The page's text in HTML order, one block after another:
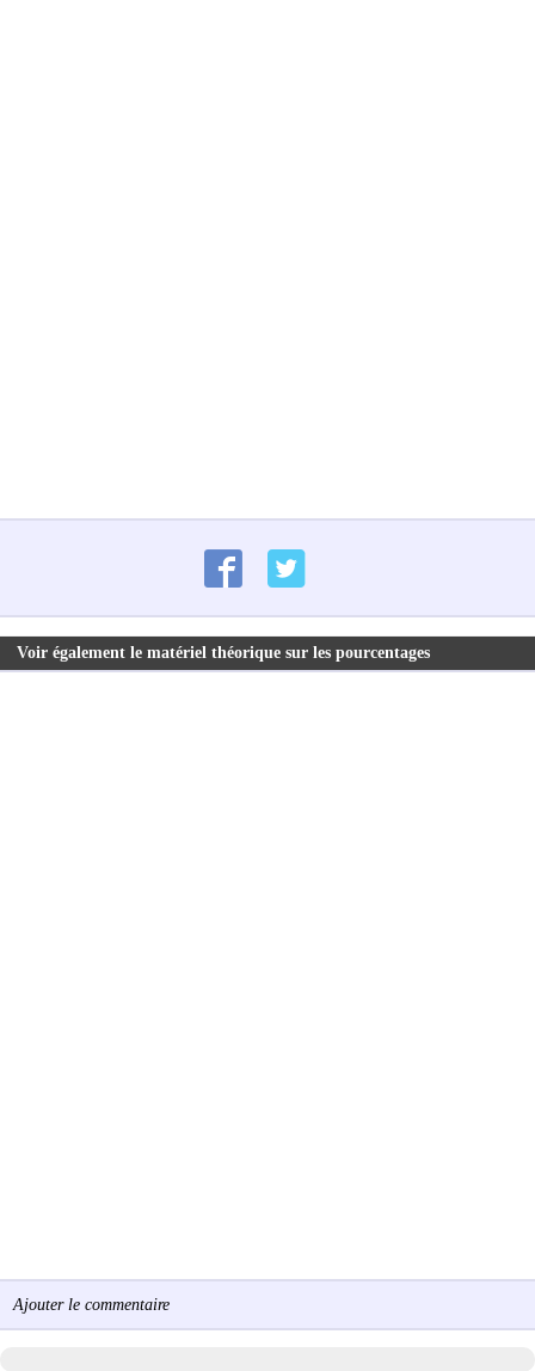
Voir également le matériel théorique sur les pourcentages
Ajouter le commentaire